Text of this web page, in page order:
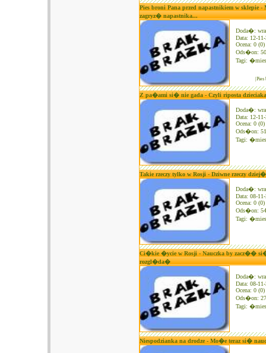
Pies broni Pana przed napastnikiem w sklepie
zagryz� napastnika...
Doda�:
Data: 12-
Ocena: 0 (0)
Ods�on:
Tagi:
Z pa�ami si� nie gada - Czyli riposta
Doda�:
Data: 12-
Ocena: 0 (0)
Ods�on:
Tagi:
Takie rzeczy tylko w Rosji - Dziwne rzeczy
Doda�:
Data: 08-
Ocena: 0 (0)
Ods�on:
Tagi:
Ci�kie �ycie w Rosji - Nauczka by zacz��
rozgl�da�
Doda�:
Data: 08-
Ocena: 0 (0)
Ods�on:
Tagi:
Niespodzianka na drodze - Mo�e teraz si�